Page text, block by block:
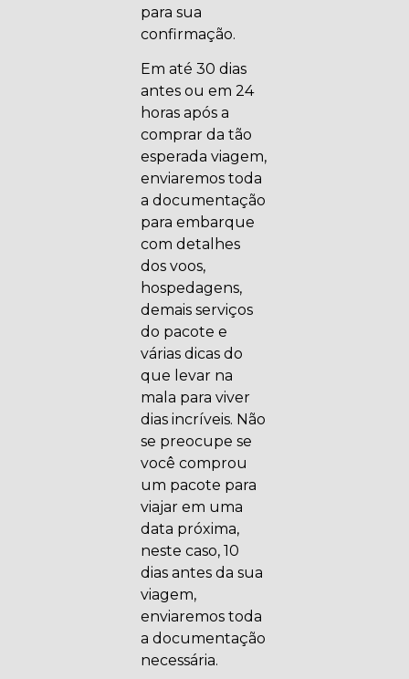
para sua
confirmação.
Em até 30 dias
antes ou em 24
horas após a
comprar da tão
esperada viagem,
enviaremos toda
a documentação
para embarque
com detalhes
dos voos,
hospedagens,
demais serviços
do pacote e
várias dicas do
que levar na
mala para viver
dias incríveis. Não
se preocupe se
você comprou
um pacote para
viajar em uma
data próxima,
neste caso, 10
dias antes da sua
viagem,
enviaremos toda
a documentação
necessária.